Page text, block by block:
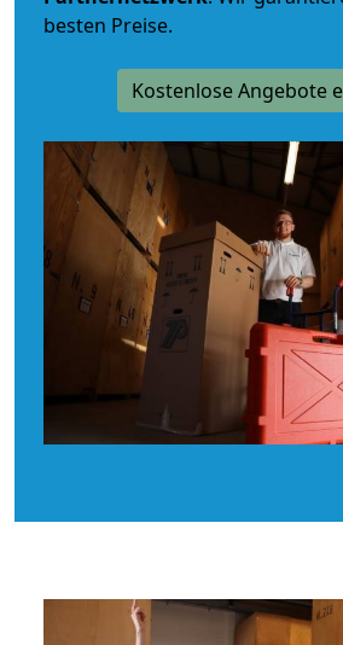
besten Preise.
Kostenlose Angebote